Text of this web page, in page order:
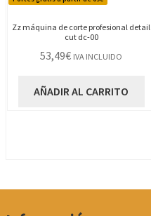
Zz máquina de corte profesional detail
cut dc-00
53,49€ IVA INCLUIDO
AÑADIR AL CARRITO